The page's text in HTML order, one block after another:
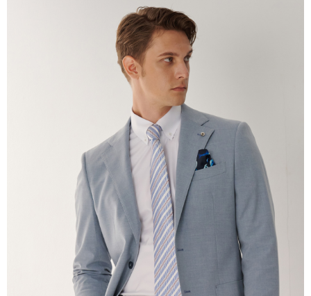
結帳頁面，進行簡訊認證並確認金額後，即可完成結帳。
２．訂單成立數日內，您將收到繳費通知簡訊。
３．收到繳費通知簡訊後14天內，點擊此簡訊中的連結，可透過四大超商／
ATM／網路銀行／等多元方式進行付款，方視為交易完成。
※ 請注意：結帳手續完成當下不需立刻繳費，但若您需要取消訂單，請聯絡
購買商品的店家。未經商家同意取消之訂單仍視為有效，需透過AFTEE先享
※ 交易是否成功請以「AFTEE先享後付 」之結帳頁面顯示為準，若有關於
是否繳費成功／繳費後需取消欲退款等相關疑問，請聯繫「AFTEE先享後付
https://netprotections.freshdesk.com/support/home
１．透過由恩沛科技股份有限公司提供之「AFTEE先享後付」服務完成之交
易，需依本服務之必要範圍內提供個人資料，並將交易相關給付款項請求債
權轉讓予恩沛科技股份有限公司。
２．關於個人資料處理事宜，請瀏覽以下網址：
https://aftee.tw/terms/#terms3
３．未成年的使用者請事先徵得法定代理人或監護人之同意方可使用
「AFTEE先享後付」，若未經同意申辦者引起之損失，本公司不負相關責
４．使用「AFTEE先享後付」時，將依據個別帳號之用戶狀況，依本公司即
時審查核予不同之上限額度；若仍有額度不足之情形，本公司將視審查結果
請求用戶進行身份認證。
每筆NT$350，滿NT$3,500(含以上)免運費